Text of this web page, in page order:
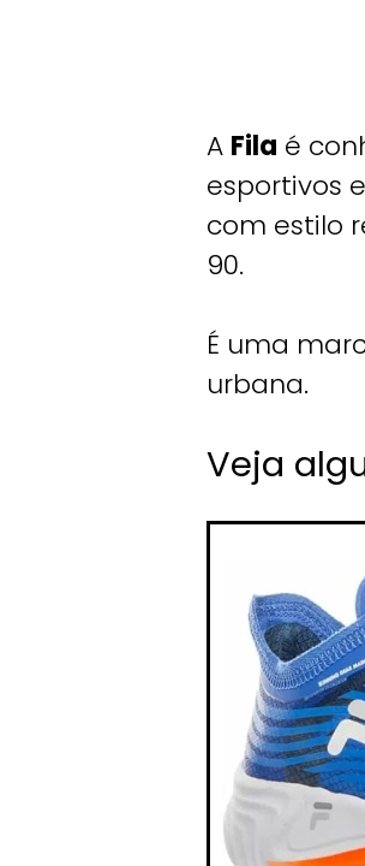
A Fila é
esportivos
com estilo
90.
É uma
urbana.
Veja